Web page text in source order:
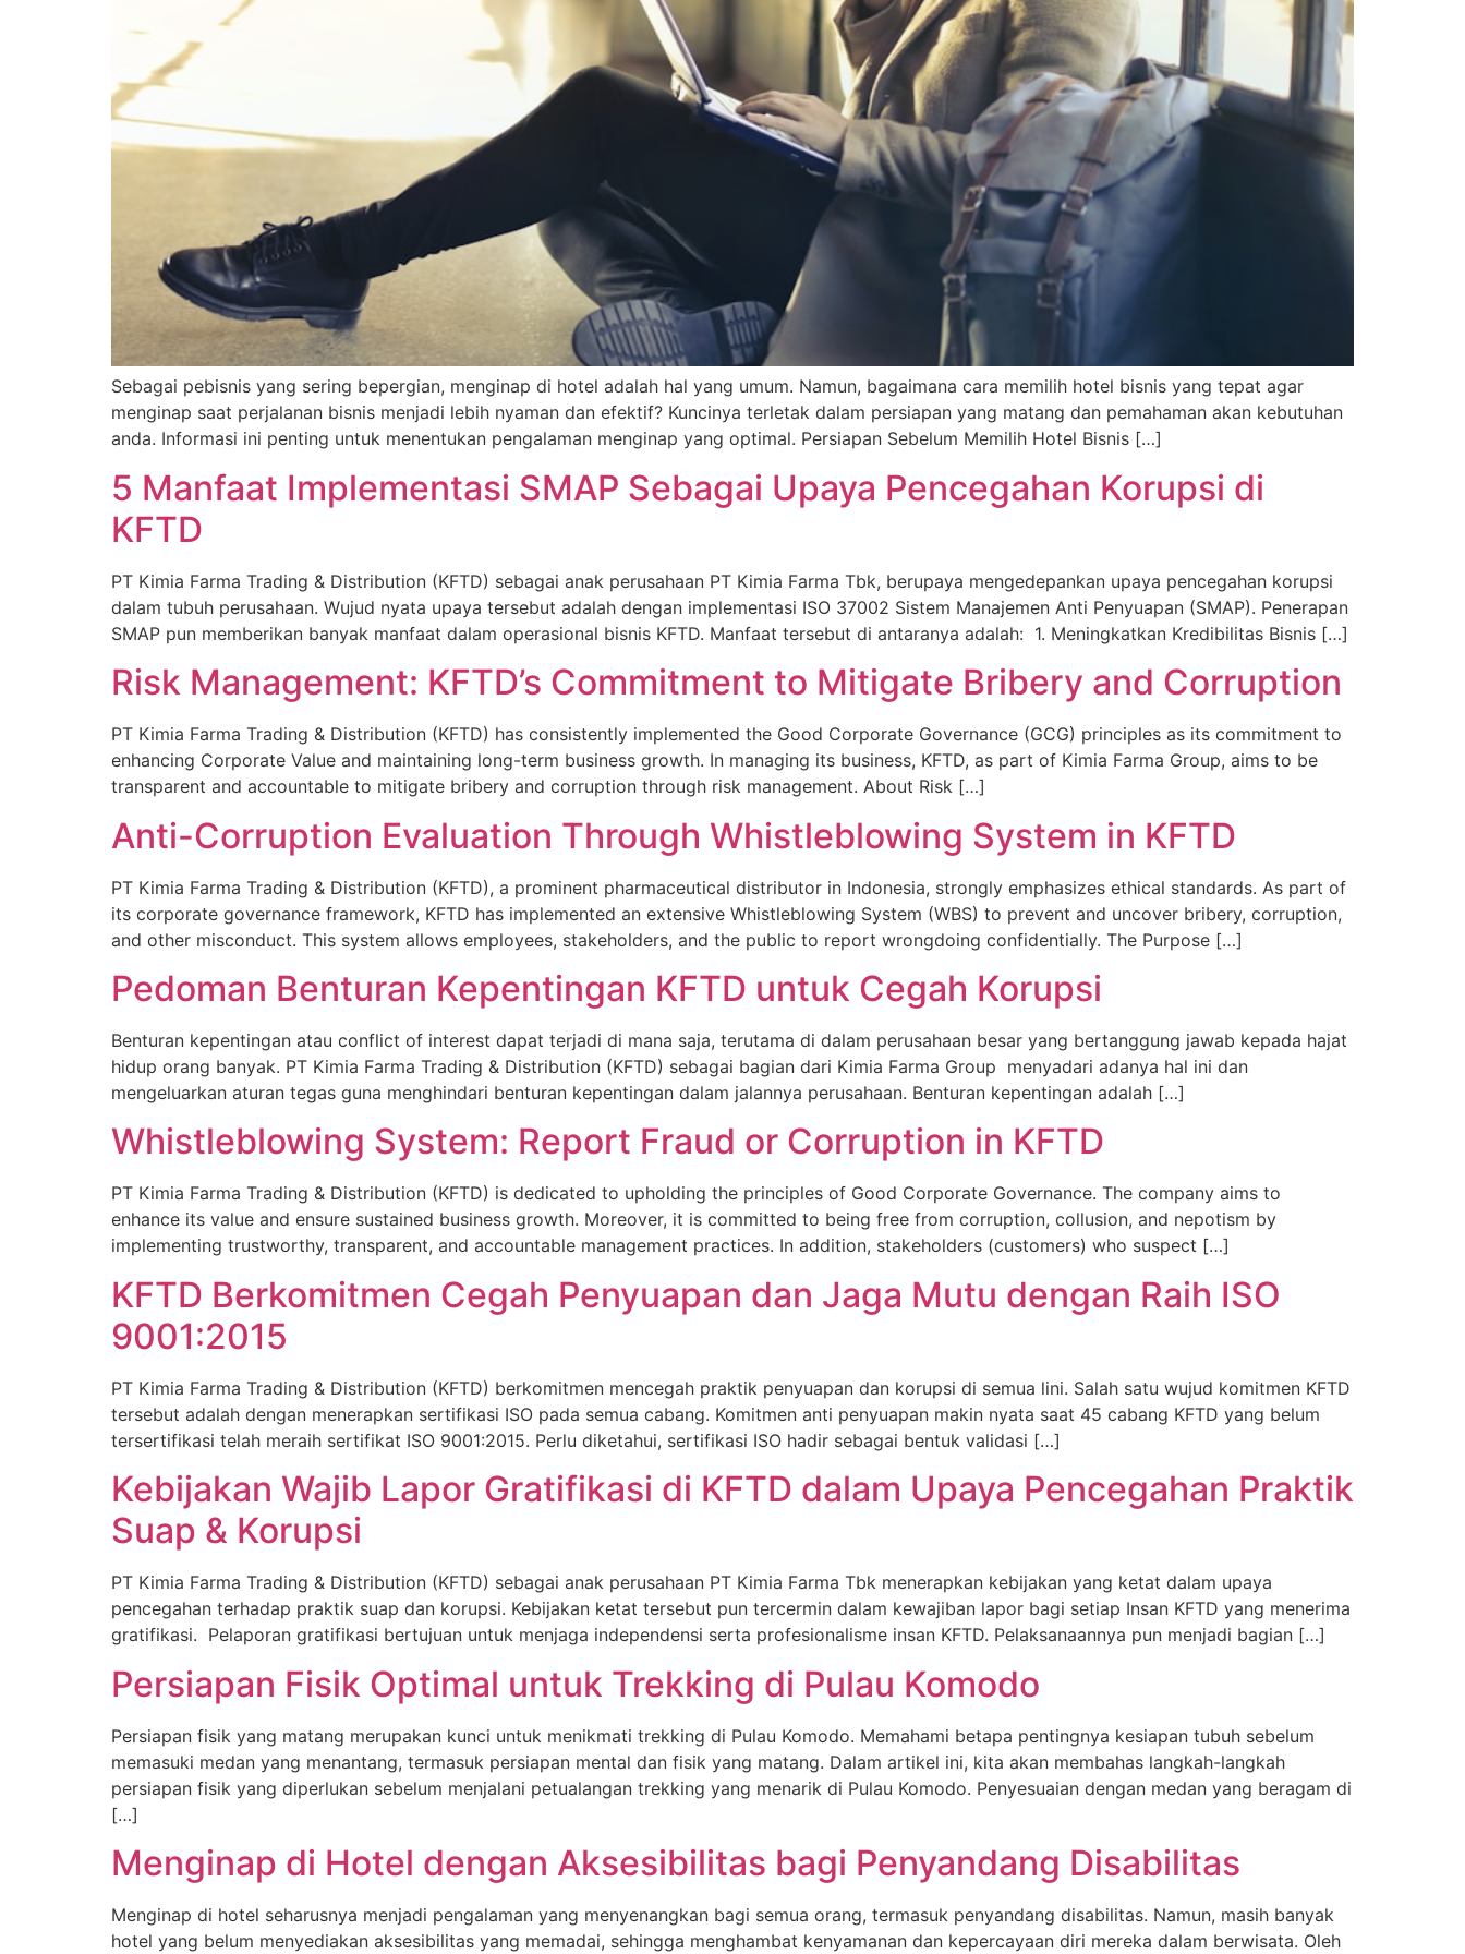
Sebagai pebisnis yang sering bepergian, menginap di hotel adalah hal yang umum. Namun, bagaimana cara memilih hotel bisnis yang tepat agar
menginap saat perjalanan bisnis menjadi lebih nyaman dan efektif? Kuncinya terletak dalam persiapan yang matang dan pemahaman akan kebutuhan
anda. Informasi ini penting untuk menentukan pengalaman menginap yang optimal. Persiapan Sebelum Memilih Hotel Bisnis […]
5 Manfaat Implementasi SMAP Sebagai Upaya Pencegahan Korupsi di
KFTD
PT Kimia Farma Trading & Distribution (KFTD) sebagai anak perusahaan PT Kimia Farma Tbk, berupaya mengedepankan upaya pencegahan korupsi
dalam tubuh perusahaan. Wujud nyata upaya tersebut adalah dengan implementasi ISO 37002 Sistem Manajemen Anti Penyuapan (SMAP). Penerapan
SMAP pun memberikan banyak manfaat dalam operasional bisnis KFTD. Manfaat tersebut di antaranya adalah: 1. Meningkatkan Kredibilitas Bisnis […]
Risk Management: KFTD’s Commitment to Mitigate Bribery and Corruption
PT Kimia Farma Trading & Distribution (KFTD) has consistently implemented the Good Corporate Governance (GCG) principles as its commitment to
enhancing Corporate Value and maintaining long-term business growth. In managing its business, KFTD, as part of Kimia Farma Group, aims to be
transparent and accountable to mitigate bribery and corruption through risk management. About Risk […]
Anti-Corruption Evaluation Through Whistleblowing System in KFTD
PT Kimia Farma Trading & Distribution (KFTD), a prominent pharmaceutical distributor in Indonesia, strongly emphasizes ethical standards. As part of
its corporate governance framework, KFTD has implemented an extensive Whistleblowing System (WBS) to prevent and uncover bribery, corruption,
and other misconduct. This system allows employees, stakeholders, and the public to report wrongdoing confidentially. The Purpose […]
Pedoman Benturan Kepentingan KFTD untuk Cegah Korupsi
Benturan kepentingan atau conflict of interest dapat terjadi di mana saja, terutama di dalam perusahaan besar yang bertanggung jawab kepada hajat
hidup orang banyak. PT Kimia Farma Trading & Distribution (KFTD) sebagai bagian dari Kimia Farma Group menyadari adanya hal ini dan
mengeluarkan aturan tegas guna menghindari benturan kepentingan dalam jalannya perusahaan. Benturan kepentingan adalah […]
Whistleblowing System: Report Fraud or Corruption in KFTD
PT Kimia Farma Trading & Distribution (KFTD) is dedicated to upholding the principles of Good Corporate Governance. The company aims to
enhance its value and ensure sustained business growth. Moreover, it is committed to being free from corruption, collusion, and nepotism by
implementing trustworthy, transparent, and accountable management practices. In addition, stakeholders (customers) who suspect […]
KFTD Berkomitmen Cegah Penyuapan dan Jaga Mutu dengan Raih ISO
9001:2015
PT Kimia Farma Trading & Distribution (KFTD) berkomitmen mencegah praktik penyuapan dan korupsi di semua lini. Salah satu wujud komitmen KFTD
tersebut adalah dengan menerapkan sertifikasi ISO pada semua cabang. Komitmen anti penyuapan makin nyata saat 45 cabang KFTD yang belum
tersertifikasi telah meraih sertifikat ISO 9001:2015. Perlu diketahui, sertifikasi ISO hadir sebagai bentuk validasi […]
Kebijakan Wajib Lapor Gratifikasi di KFTD dalam Upaya Pencegahan Praktik
Suap & Korupsi
PT Kimia Farma Trading & Distribution (KFTD) sebagai anak perusahaan PT Kimia Farma Tbk menerapkan kebijakan yang ketat dalam upaya
pencegahan terhadap praktik suap dan korupsi. Kebijakan ketat tersebut pun tercermin dalam kewajiban lapor bagi setiap Insan KFTD yang menerima
gratifikasi. Pelaporan gratifikasi bertujuan untuk menjaga independensi serta profesionalisme insan KFTD. Pelaksanaannya pun menjadi bagian […]
Persiapan Fisik Optimal untuk Trekking di Pulau Komodo
Persiapan fisik yang matang merupakan kunci untuk menikmati trekking di Pulau Komodo. Memahami betapa pentingnya kesiapan tubuh sebelum
memasuki medan yang menantang, termasuk persiapan mental dan fisik yang matang. Dalam artikel ini, kita akan membahas langkah-langkah
persiapan fisik yang diperlukan sebelum menjalani petualangan trekking yang menarik di Pulau Komodo. Penyesuaian dengan medan yang beragam di
[…]
Menginap di Hotel dengan Aksesibilitas bagi Penyandang Disabilitas
Menginap di hotel seharusnya menjadi pengalaman yang menyenangkan bagi semua orang, termasuk penyandang disabilitas. Namun, masih banyak
hotel yang belum menyediakan aksesibilitas yang memadai, sehingga menghambat kenyamanan dan kepercayaan diri mereka dalam berwisata. Oleh